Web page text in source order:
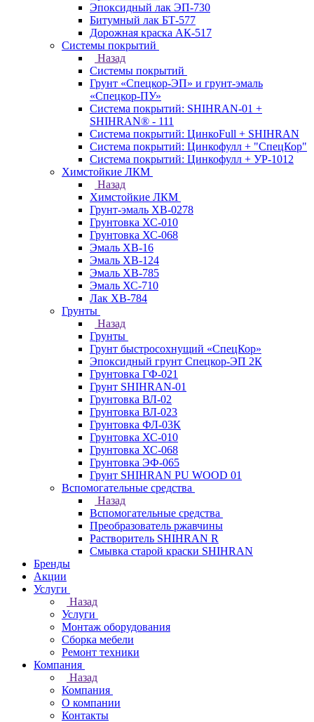
Эпоксидный лак ЭП-730
Битумный лак БТ-577
Дорожная краска АК-517
Системы покрытий
Назад
Системы покрытий
Грунт «Спецкор-ЭП» и грунт-эмаль
«Спецкор-ПУ»
Система покрытий: SHIHRAN-01 +
SHIHRAN® - 111
Система покрытий: ЦинкоFull + SHIHRAN
Система покрытий: Цинкофулл + "СпецКор"
Система покрытий: Цинкофулл + УР-1012
Химстойкие ЛКМ
Назад
Химстойкие ЛКМ
Грунт-эмаль ХВ-0278
Грунтовка ХС-010
Грунтовка ХС-068
Эмаль ХВ-16
Эмаль ХВ-124
Эмаль ХВ-785
Эмаль ХС-710
Лак ХВ-784
Грунты
Назад
Грунты
Грунт быстросохнущий «СпецКор»
Эпоксидный грунт Спецкор-ЭП 2К
Грунтовка ГФ-021
Грунт SHIHRAN-01
Грунтовка ВЛ-02
Грунтовка ВЛ-023
Грунтовка ФЛ-03К
Грунтовка ХС-010
Грунтовка ХС-068
Грунтовка ЭФ-065
Грунт SHIHRAN PU WOOD 01
Вспомогательные средства
Назад
Вспомогательные средства
Преобразователь ржавчины
Растворитель SHIHRAN R
Смывка старой краски SHIHRAN
Бренды
Акции
Услуги
Назад
Услуги
Монтаж оборудования
Сборка мебели
Ремонт техники
Компания
Назад
Компания
О компании
Контакты